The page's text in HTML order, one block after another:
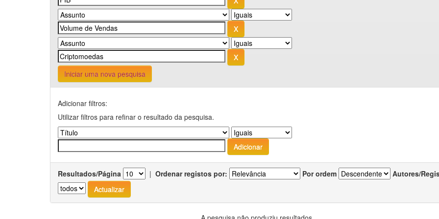
Iniciar uma nova pesquisa
Adicionar filtros:
Utilizar filtros para refinar o resultado da pesquisa.
Resultados/Página | Ordenar registos por: Por ordem Autores/